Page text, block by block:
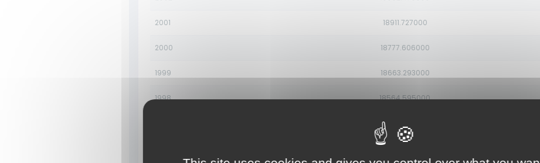
2001 18911.727000
2000 18777.606000
1999 18663.293000
1998 18564.595000
18470.897000
18367.290000